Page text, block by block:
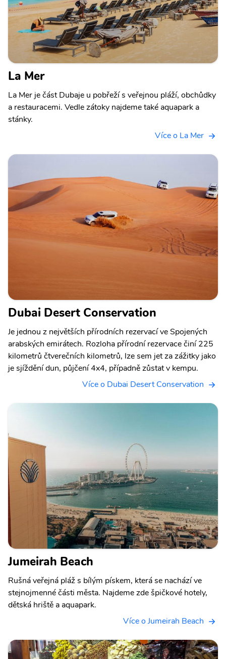
La Mer
La Mer je část Dubaje u pobřeží s veřejnou pláží, obchůdky
a restauracemi. Vedle zátoky najdeme také aquapark a
stánky.
Více o La Mer
Dubai Desert Conservation
Je jednou z největších přírodních rezervací ve Spojených
arabských emirátech. Rozloha přírodní rezervace činí 225
kilometrů čtverečních kilometrů, lze sem jet za zážitky jako
je sjíždění dun, půjčení 4x4, případně zůstat v kempu.
Více o Dubai Desert Conservation
Jumeirah Beach
Rušná veřejná pláž s bílým pískem, která se nachází ve
stejnojmenné části města. Najdeme zde špičkové hotely,
dětská hriště a aquapark.
Více o Jumeirah Beach